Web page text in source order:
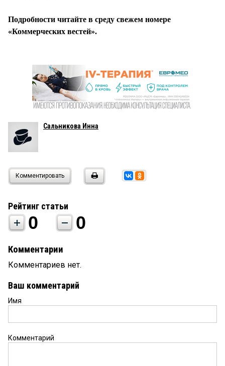
Подробности читайте в среду свежем номере
«Коммерческих вестей».
Сальникова Инна
Комментировать
Рейтинг статьи
0 0
Комментарии
Комментариев нет.
Ваш комментарий
Имя
Комментарий